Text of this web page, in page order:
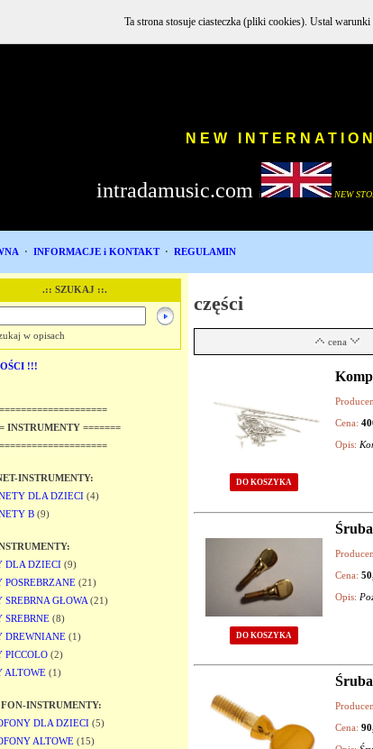
NEW
intradamusic.com i NEW
· INFORMACJE i KONTAKT · REGULAMIN
.:: SZUKAJ ::.
w opisach
!!!
INSTRUMENTY =======
INSTRUMENTY:
DLA DZIECI (4)
B (9)
DLA DZIECI (9)
POSREBRZANE (21)
SREBRNA GŁOWA (21)
SREBRNE (8)
DREWNIANE (1)
PICCOLO (2)
ALTOWE (1)
INSTRUMENTY:
DLA DZIECI (5)
ALTOWE (15)
części
cena
DO KOSZYKA
Cena:
Opis:
DO KOSZYKA
Cena:
Opis:
Cena:
Ta strona stosuje ciasteczka (pliki cookies). Ustal